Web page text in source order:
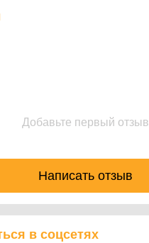
Добавьте первый отзыв
Написать отзыв
в соцсетях